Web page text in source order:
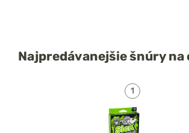
Najpredávanejšiešnúry na